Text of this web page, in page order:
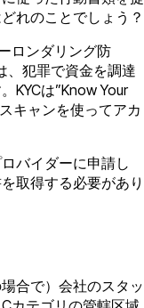
れのことでしょう？
ロンダリング防
、犯罪で資金を調達
KYCは”Know Your
キャンを使ってアカ
バイダーに申請し
取得する必要があり
合で）会社のスタッ